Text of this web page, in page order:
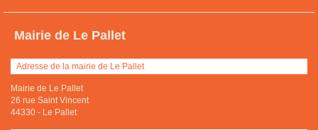
Mairie de Le Pallet
Adresse de la mairie de Le Pallet
Mairie de Le Pallet
26 rue Saint Vincent
44330 - Le Pallet